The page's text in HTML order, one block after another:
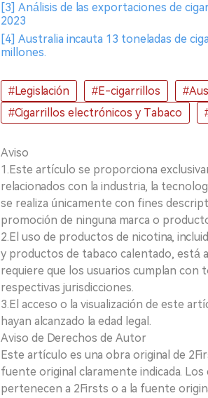
[3] Análisis de las exportaciones de
2023
[4] Australia incauta 13 toneladas de
millones.
#Legislación #E-cigarrillos
#Cigarrillos electrónicos y Tabaco
Aviso
1.Este artículo se proporciona
relacionados con la industria, la
se realiza únicamente con fines
promoción de ninguna marca o
2.El uso de productos de nicotina,
y productos de tabaco calentado, está
requiere que los usuarios cumplan con
respectivas jurisdicciones.
3.El acceso o la visualización de este
hayan alcanzado la edad legal.
Aviso de Derechos de Autor
Este artículo es una obra original de
fuente original claramente indicada.
pertenecen a 2Firsts o a la fuente